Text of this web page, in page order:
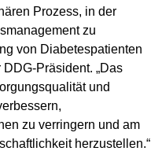
Prozess, in der
zu
von Diabetespatienten
Präsident. „Das
und
zu verringern und am
herzustellen.“